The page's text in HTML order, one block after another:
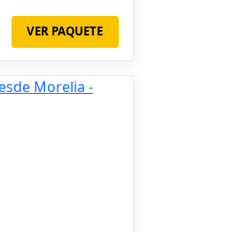
Berlin, Dresden,
Füssen,
Estrasburgo
VER PAQUETE